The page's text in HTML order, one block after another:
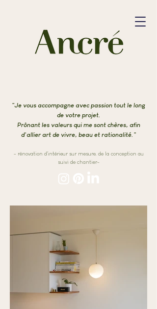
"Je vous accompagne avec passion tout le long
de votre projet.
Prônant les valeurs qui me sont chères, afin
d’allier art de vivre, beau et rationalité."
- rénovation d'intérieur sur mesure, de la conception au
suivi de chantier-